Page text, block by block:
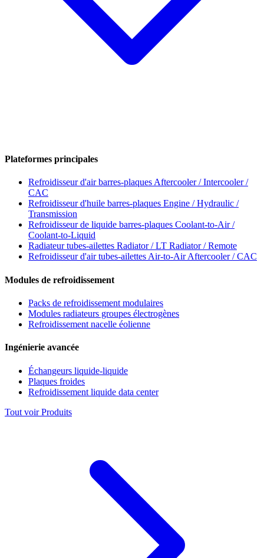
Plateformes principales
Refroidisseur d'air barres-plaquesAftercooler / Intercooler /
CAC
Refroidisseur d'huile barres-plaques Engine / Hydraulic /
Transmission
Refroidisseur de liquide barres-plaques Coolant-to-Air /
Coolant-to-Liquid
Radiateur tubes-ailettes Radiator / LT Radiator / Remote
Refroidisseur d'air tubes-ailettesAir-to-Air Aftercooler / CAC
Modules de refroidissement
Packs de refroidissement modulaires
Modules radiateurs groupes électrogènes
Refroidissement nacelle éolienne
Ingénierie avancée
Échangeurs liquide-liquide
Plaques froides
Refroidissement liquide data center
Tout voir Produits